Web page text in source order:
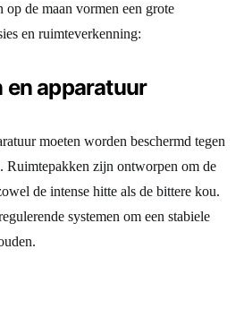
op de maan vormen een grote
en ruimteverkenning:
en apparatuur
moeten worden beschermd tegen
Ruimtepakken zijn ontworpen om de
de intense hitte als de bittere kou.
systemen om een stabiele